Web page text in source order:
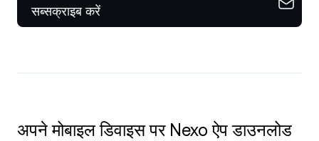
सब्सक्राइब करें
अपने मोबाइल डिवाइस पर Nexo ऐप डाउनलोड